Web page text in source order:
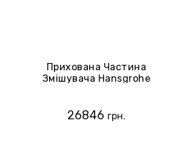
Прихована Частина
Змішувача Hansgrohe
26846 грн.